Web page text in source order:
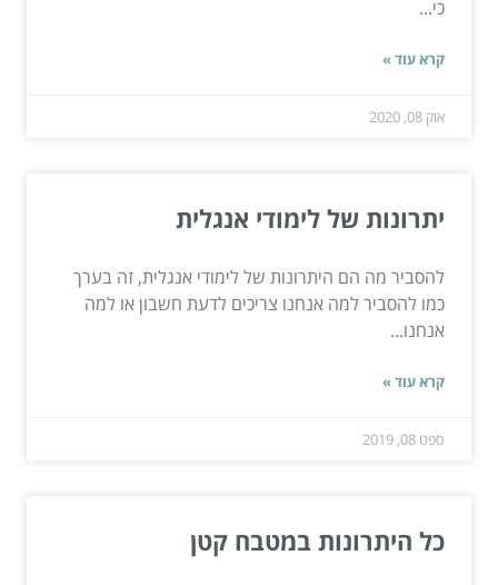
כי...
קרא עוד »
אוק 08, 2020
יתרונות של לימודי אנגלית
להסביר מה הם היתרונות של לימודי אנגלית, זה בערך
כמו להסביר למה אנחנו צריכים לדעת חשבון או למה
אנחנו...
קרא עוד »
ספט 08, 2019
כל היתרונות במטבח קטן